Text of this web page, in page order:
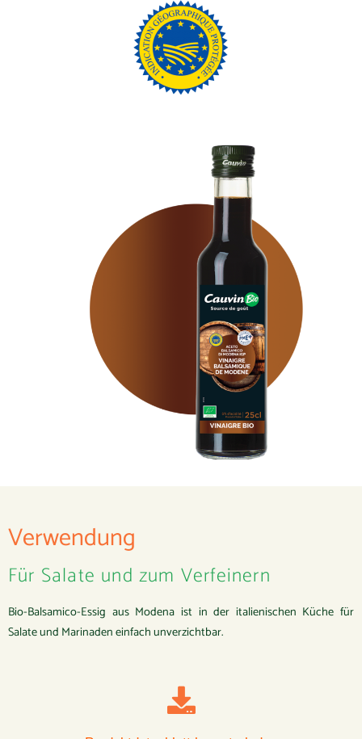
Verwendung
Für Salate und zum Verfeinern
Bio-Balsamico-Essig aus Modena ist in der italienischen Küche für
Salate und Marinaden einfach unverzichtbar.